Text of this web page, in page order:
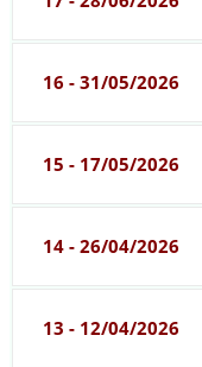
16 - 31/05/2026
15 - 17/05/2026
14 - 26/04/2026
13 - 12/04/2026